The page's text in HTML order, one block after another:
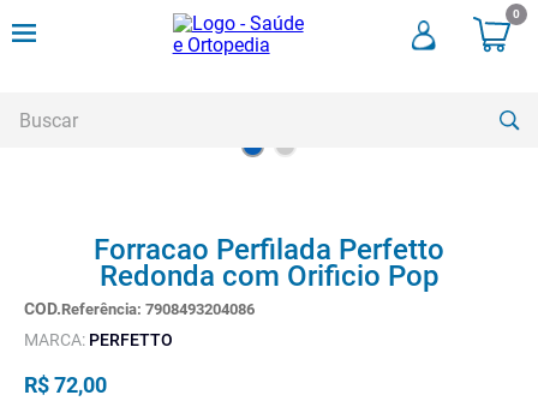
0
Forracao Perfilada Perfetto
Redonda com Orificio Pop
Referência: 7908493204086
MARCA: PERFETTO
R$72,00
cadeira rodas
meia compressao
3º
andadores
4º
imobilizador joelho